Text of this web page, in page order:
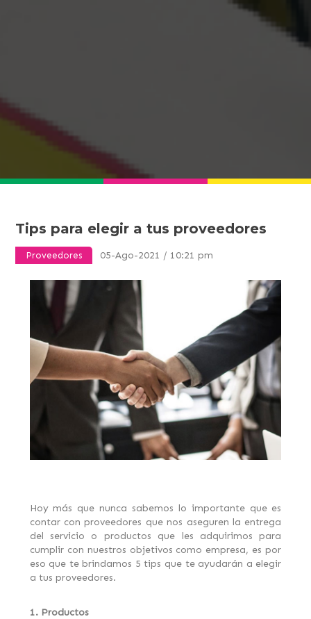
Tips para elegir a tus proveedores
Proveedores 05-Ago-2021 / 10:21 pm
Hoy más que nunca sabemos lo importante que es
contar con proveedores que nos aseguren la entrega
del servicio o productos que les adquirimos para
cumplir con nuestros objetivos como empresa, es por
eso que te brindamos 5 tips que te ayudarán a elegir
a tus proveedores.
1. Productos